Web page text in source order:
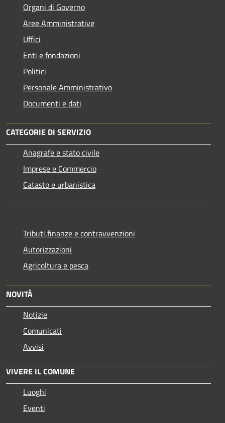
Organi di Governo
Aree Amministrative
Uffici
Enti e fondazioni
Politici
Personale Amministrativo
Documenti e dati
CATEGORIE DI SERVIZIO
Anagrafe e stato civile
Imprese e Commercio
Catasto e urbanistica
Tributi,finanze e contravvenzioni
Autorizzazioni
Agricoltura e pesca
NOVITÀ
Notizie
Comunicati
Avvisi
VIVERE IL COMUNE
Luoghi
Eventi